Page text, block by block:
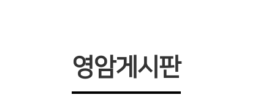
영암게시판